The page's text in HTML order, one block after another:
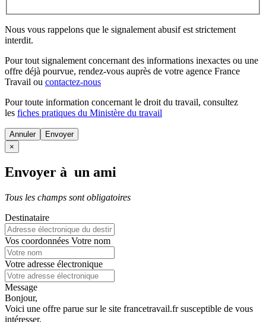
Nous vous rappelons que le signalement abusif est strictement
interdit.
Pour tout signalement concernant des informations inexactes ou une
offre déjà pourvue, rendez-vous auprès de votre agence France
Travail ou contactez-nous
Pour toute information concernant le droit du travail, consultez
les fiches pratiques du Ministère du travail
Annuler
×
Envoyer à un ami
Tous les champs sont obligatoires
Destinataire
Vos coordonnées Votre nom
Votre adresse électronique
Message
Bonjour,
Voici une offre parue sur le site francetravail.fr susceptible de vous
intéresser.